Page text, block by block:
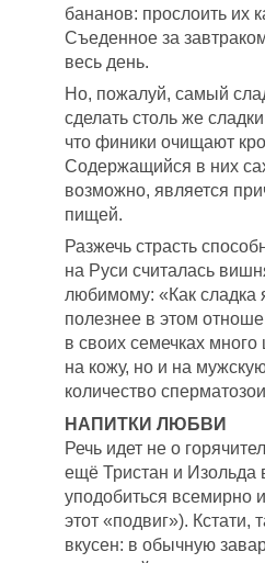
бананов: прослоить их
Съеденное за
весь день.
Но, пожалуй, самый
сделать столь же
что финики очищают
Содержащийся в них
возможно, является
пищей.
Разжечь страсть
на Руси считалась
любимому: «Как сладка
полезнее в этом
в своих семечках
на кожу, но и на
количество
НАПИТКИ ЛЮБВИ
Речь идет не о
ещё Тристан и Изольда
уподобиться всемирно
этот «подвиг»). Кстати,
вкусен: в обычную